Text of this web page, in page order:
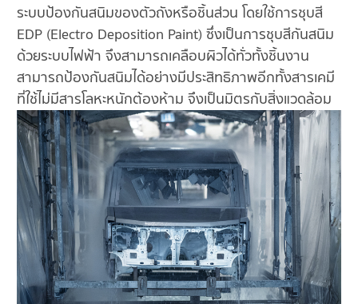
ระบบป้องกันสนิมของตัวถังหรือชิ้นส่วน โดยใช้การชุบสี
EDP (Electro Deposition Paint) ซึ่งเป็นการชุบสีกันสนิม
ด้วยระบบไฟฟ้า จึงสามารถเคลือบผิวได้ทั่วทั้งชิ้นงาน
สามารถป้องกันสนิมได้อย่างมีประสิทธิภาพอีกทั้งสารเคมี
ที่ใช้ไม่มีสารโลหะหนักต้องห้าม จึงเป็นมิตรกับสิ่งแวดล้อม